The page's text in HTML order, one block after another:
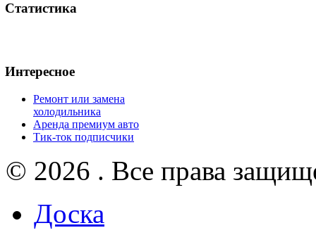
Статистика
Интересное
Ремонт или замена
холодильника
Аренда премиум авто
Тик-ток подписчики
© 2026 . Все права
Доска